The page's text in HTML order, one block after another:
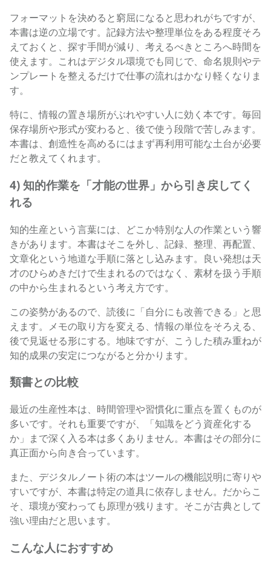
フォーマットを決めると窮屈になると思われがちですが、
本書は逆の立場です。記録方法や整理単位をある程度そろ
えておくと、探す手間が減り、考えるべきところへ時間を
使えます。これはデジタル環境でも同じで、命名規則やテ
ンプレートを整えるだけで仕事の流れはかなり軽くなりま
す。
特に、情報の置き場所がぶれやすい人に効く本です。毎回
保存場所や形式が変わると、後で使う段階で苦しみます。
本書は、創造性を高めるにはまず再利用可能な土台が必要
だと教えてくれます。
4) 知的作業を「才能の世界」から引き戻してく
れる
知的生産という言葉には、どこか特別な人の作業という響
きがあります。本書はそこを外し、記録、整理、再配置、
文章化という地道な手順に落とし込みます。良い発想は天
才のひらめきだけで生まれるのではなく、素材を扱う手順
の中から生まれるという考え方です。
この姿勢があるので、読後に「自分にも改善できる」と思
えます。メモの取り方を変える、情報の単位をそろえる、
後で見返せる形にする。地味ですが、こうした積み重ねが
知的成果の安定につながると分かります。
類書との比較
最近の生産性本は、時間管理や習慣化に重点を置くものが
多いです。それも重要ですが、「知識をどう資産化する
か」まで深く入る本は多くありません。本書はその部分に
真正面から向き合っています。
また、デジタルノート術の本はツールの機能説明に寄りや
すいですが、本書は特定の道具に依存しません。だからこ
そ、環境が変わっても原理が残ります。そこが古典として
強い理由だと思います。
こんな人におすすめ